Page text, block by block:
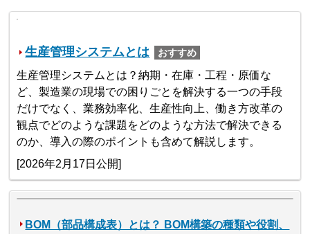
生産管理システムとは おすすめ
生産管理システムとは？納期・在庫・工程・原価な
ど、製造業の現場での困りごとを解決する一つの手段
だけでなく、業務効率化、生産性向上、働き方改革の
観点でどのような課題をどのような方法で解決できる
のか、導入の際のポイントも含めて解説します。
[2026年2月17日公開]
BOM（部品構成表）とは？ BOM構築の種類や役割、